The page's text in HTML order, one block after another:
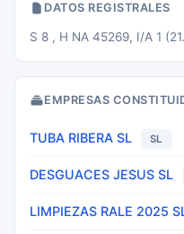
DATOS REGISTRALES
S 8 , H NA 45269, I/A 1
EMPRESAS
TUBA RIBERA SL SL
DESGUACES JESUS SL
LIMPIEZAS RALE 2025